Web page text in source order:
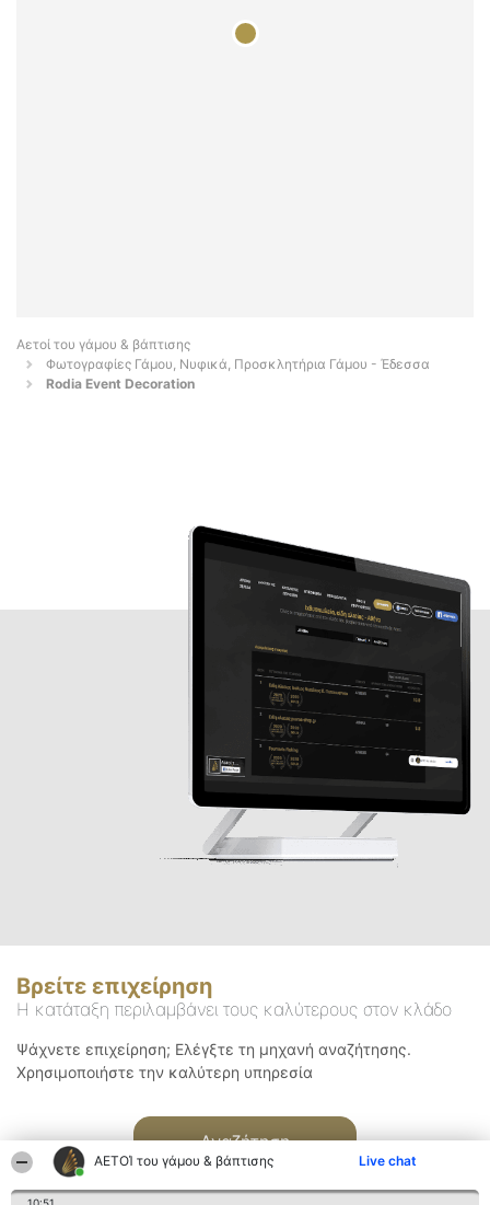
ΑΕΤΟΊ του γάμου & βάπτισης Live chat
Αετοί του γάμου & βάπτισης
Φωτογραφίες Γάμου, Νυφικά, Προσκλητήρια Γάμου - Έδεσσα
Rodia Event Decoration
Βρείτε επιχείρηση
Η κατάταξη περιλαμβάνει τους καλύτερους στον κλάδο
Ψάχνετε επιχείρηση; Ελέγξτε τη μηχανή αναζήτησης.
Χρησιμοποιήστε την καλύτερη υπηρεσία
Αναζήτηση